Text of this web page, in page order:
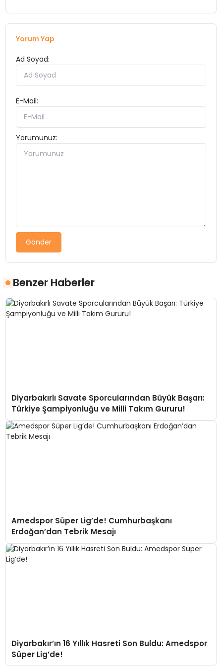
Yorum Yap
Ad Soyad:
E-Mail:
Yorumunuz:
Gönder
Benzer Haberler
Diyarbakırlı Savate Sporcularından Büyük Başarı:
Türkiye Şampiyonluğu ve Milli Takım Gururu!
Amedspor Süper Lig’de! Cumhurbaşkanı
Erdoğan’dan Tebrik Mesajı
Diyarbakır’ın 16 Yıllık Hasreti Son Buldu: Amedspor
Süper Lig’de!